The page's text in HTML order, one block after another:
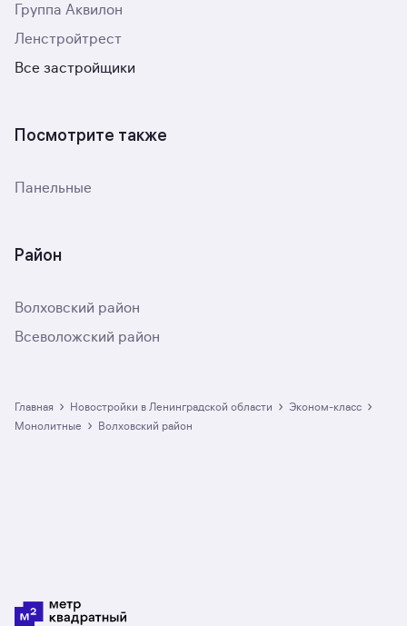
Группа Аквилон
Ленстройтрест
Все застройщики
Посмотрите также
Панельные
Район
Волховский район
Всеволожский район
Главная › Новостройки в Ленинградской области › эконом-класс ›
монолитные › Волховский район